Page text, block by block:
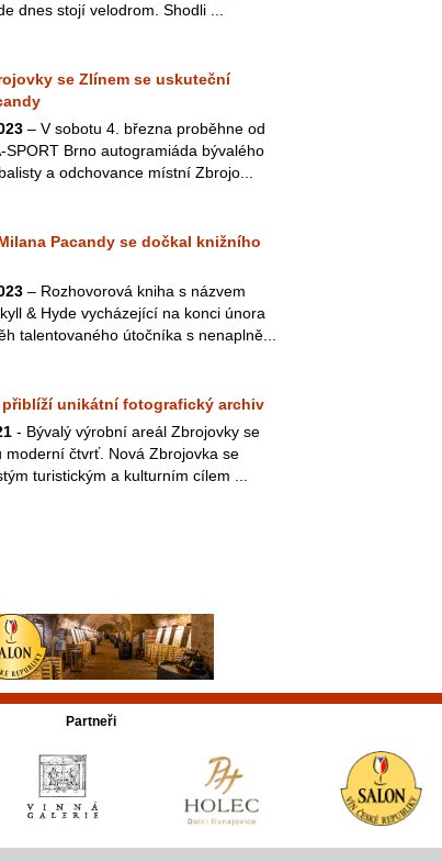
dnes stojí velodrom. Shodli ...
se Zlínem se uskuteční
– V sobotu 4. března proběhne od
SPORT Brno autogramiáda bývalého
a odchovance místní Zbrojo...
Pacandy se dočkal knižního
– Rozhovorová kniha s názvem
& Hyde vycházející na konci února
talentovaného útočníka s nenaplně...
unikátní fotografický archiv
- Bývalý výrobní areál Zbrojovky se
moderní čtvrť. Nová Zbrojovka se
turistickým a kulturním cílem ...
Partneři